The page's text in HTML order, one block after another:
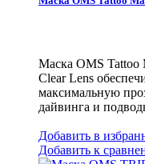
Маска OMS Tattoo
Clear Lens
максимальную
дайвинга и
Добавить в
Добавить к